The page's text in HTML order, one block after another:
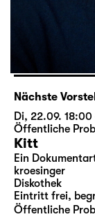
Nächste
Di, 22.09.
Öffentliche
Kitt
Ein
kroesinger
Diskothek
Eintritt frei,
Öffentliche